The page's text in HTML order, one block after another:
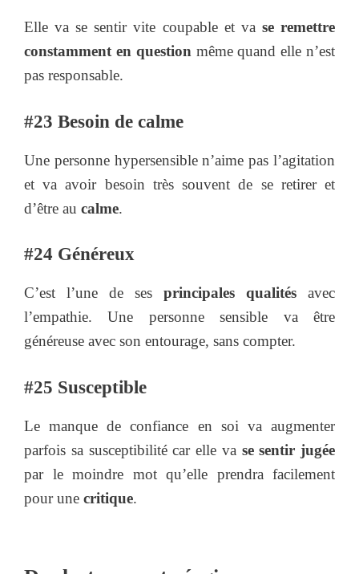
Elle va se sentir vite coupable et va se remettre
constamment en questionmême quand elle n’est
pas responsable.
#23 Besoin de calme
Une personne hypersensible n’aime pas l’agitation
et va avoir besoin très souvent de se retirer et
d’être au calme.
#24 Généreux
C’est l’une de ses principales qualités avec
l’empathie. Une personne sensible va être
généreuse avec son entourage, sans compter.
#25 Susceptible
Le manque de confiance en soi va augmenter
parfois sa susceptibilité car elle va se sentir jugée
par le moindre mot qu’elle prendra facilement
pour une critique.